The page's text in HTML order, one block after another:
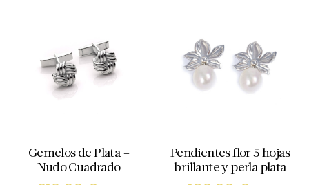
Gemelos de Plata –
Nudo Cuadrado
Pendientes flor 5 hojas
brillante y perla plata